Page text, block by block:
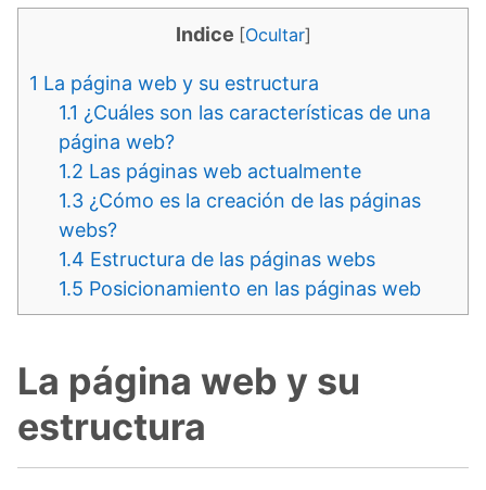
Indice [Ocultar]
1 La página web y su estructura
1.1 ¿Cuáles son las características de una
página web?
1.2 Las páginas web actualmente
1.3 ¿Cómo es la creación de las páginas
webs?
1.4 Estructura de las páginas webs
1.5 Posicionamiento en las páginas web
La página web y su
estructura